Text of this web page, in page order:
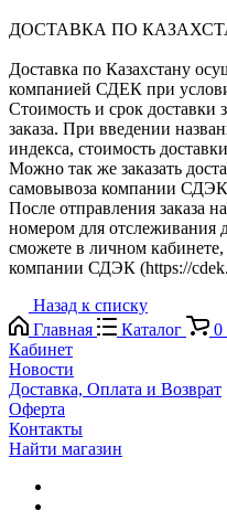
ДОСТАВКА ПО
Доставка по Казахстану
компанией СДЕК при
Стоимость и срок доставки
заказа. При введении
индекса, стоимость
Можно так же заказать
самовывоза компании
После отправления заказа
номером для отслеживания
сможете в личном
компании СДЭК (https://
Назад к списку
Главная
Каталог 0
Кабинет
Новости
Доставка, Оплата и Возврат
Оферта
Контакты
Найти магазин